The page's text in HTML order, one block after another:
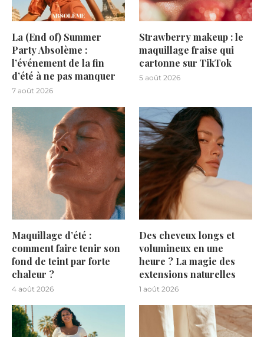
La (End of) Summer
Party Absolème :
l’événement de la fin
d’été à ne pas manquer
7 août 2026
Strawberry makeup : le
maquillage fraise qui
cartonne sur TikTok
5 août 2026
Maquillage d’été :
comment faire tenir son
fond de teint par forte
chaleur ?
4 août 2026
Des cheveux longs et
volumineux en une
heure ? La magie des
extensions naturelles
1 août 2026